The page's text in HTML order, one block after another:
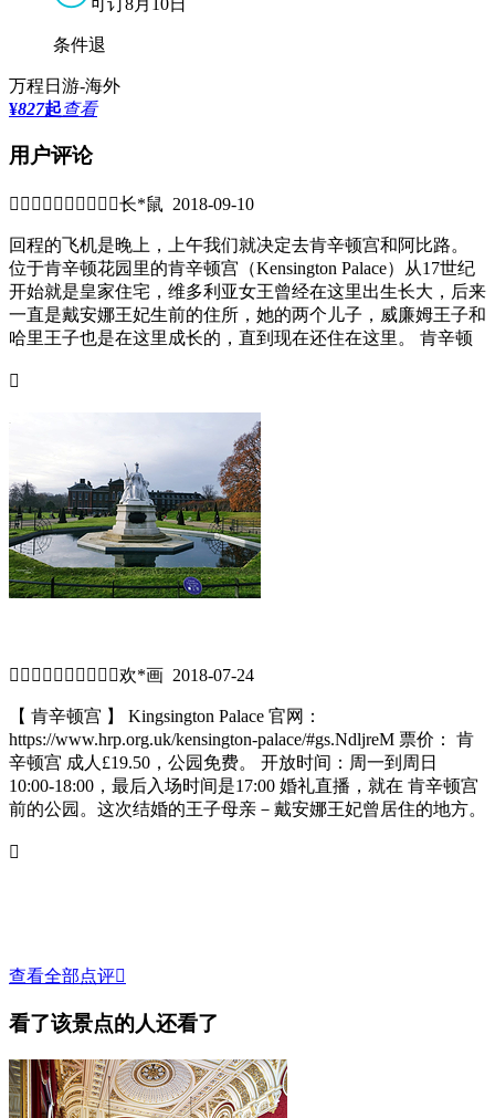
条件退
万程日游-海外
¥827起查看
用户评论
 长*鼠 2018-09-10
回程的飞机是晚上，上午我们就决定去肯辛顿宫和阿比路。
位于肯辛顿花园里的肯辛顿宫（Kensington Palace）从17世纪
开始就是皇家住宅，维多利亚女王曾经在这里出生长大，后来
一直是戴安娜王妃生前的住所，她的两个儿子，威廉姆王子和
哈里王子也是在这里成长的，直到现在还住在这里。 肯辛顿
间，皇冠等等，展现了她作为妻子，母亲，女王及统治者的的
用她的时尚装扮去追溯戴安娜人生的演变， 从她第一次公开
露面的娴静浪漫到她步入中年的优雅自信。 展厅里的亮点包
括1981年黛妃订婚时穿的粉红色衬衫，以及黛妃和约翰·特拉
沃尔塔共舞时穿的墨蓝色天鹅绒礼服。 肯辛顿宫 参观费23英
镑 开放时间:3月至10月每天10:00至18:00，最后入场时间为
17:00；11月至2月每天10:00 - 16:00，最后入场时间为15:00；
12月24日至26日关闭。 肯辛顿宫门前的小花园，沉没的花园
（Sunken garden），是戴妃生前最爱的花园，所以也叫戴安娜

 欢*画 2018-07-24
【 肯辛顿宫 】 Kingsington Palace 官网：
https://www.hrp.org.uk/kensington-palace/#gs.NdljreM 票价： 肯
辛顿宫 成人£19.50，公园免费。 开放时间：周一到周日
10:00-18:00，最后入场时间是17:00 婚礼直播，就在 肯辛顿宫
前的公园。这次结婚的王子母亲－戴安娜王妃曾居住的地方。
来一直是皇家住处。它见证了300多年来， 英国 王室的高层政
